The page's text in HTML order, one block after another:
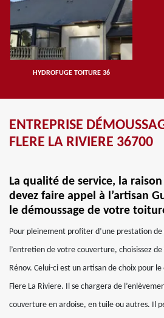
HYDROFUGE TOITURE 36
ENTREPRISE
FLERE LA RIVIERE 36700
La qualité de service, la
devez faire appel à l’artisan
le démoussage de votre
Pour pleinement profiter d’une prestation
l’entretien de votre couverture, choisissez
Rénov. Celui-ci est un artisan de choix pour
Flere La Riviere. Il se chargera de
couverture en ardoise, en tuile ou autres. Il